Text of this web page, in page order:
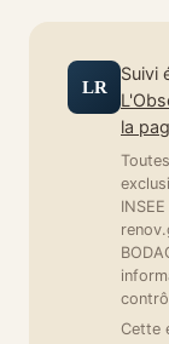
LR
Suivi
la
Cette